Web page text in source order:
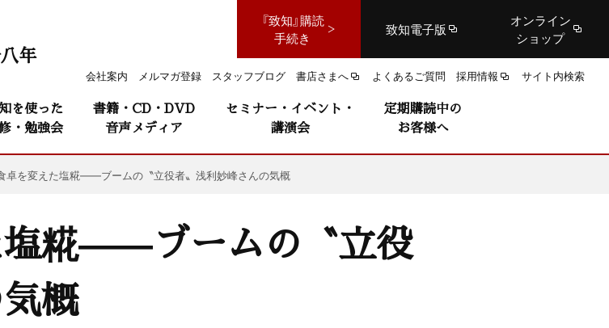
『致知』購読
手続き
致知電子版
オンライン
ショップ
会社案内 メルマガ登録 スタッフブログ 書店さまへ よくあるご質問 採用情報 サイト内検索
年
を使った
・勉強会
書籍・CD・DVD
音声メディア
セミナー・イベント・
講演会
定期購読中の
お客様へ
卓を変えた塩糀——ブームの〝立役者〟浅利妙峰さんの気概
塩糀——ブームの〝立役
概